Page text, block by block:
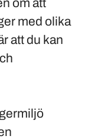
om att
med olika
att du kan